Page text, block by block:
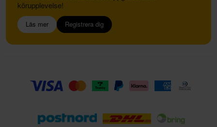
körupplevelse!
Läs mer Registrera dig